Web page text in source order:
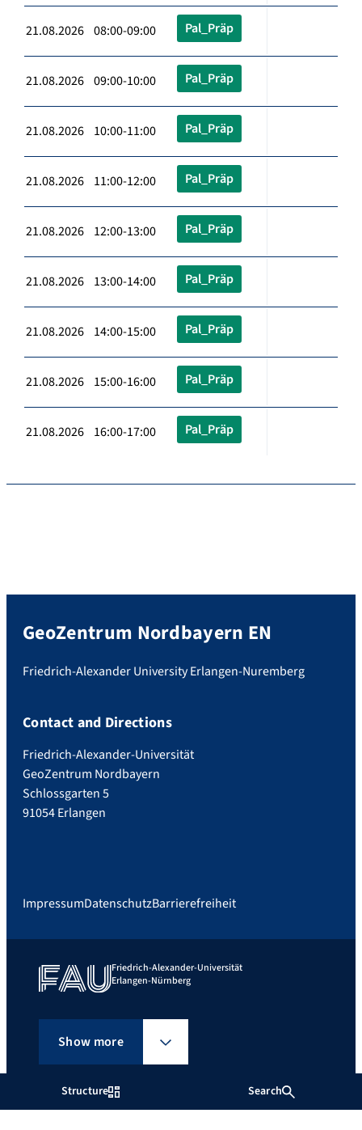
Structure Search
21.08.2026 08:00-09:00 Pal_Präp
21.08.2026 09:00-10:00 Pal_Präp
21.08.2026 10:00-11:00 Pal_Präp
21.08.2026 11:00-12:00 Pal_Präp
21.08.2026 12:00-13:00 Pal_Präp
21.08.2026 13:00-14:00 Pal_Präp
21.08.2026 14:00-15:00 Pal_Präp
21.08.2026 15:00-16:00 Pal_Präp
21.08.2026 16:00-17:00 Pal_Präp
GeoZentrum Nordbayern EN
Friedrich-Alexander University Erlangen-Nuremberg
Contact and Directions
Friedrich-Alexander-Universität
GeoZentrum Nordbayern
Schlossgarten 5
91054 Erlangen
ImpressumDatenschutzBarrierefreiheit
Friedrich-Alexander-Universität
Erlangen-Nürnberg
Show more